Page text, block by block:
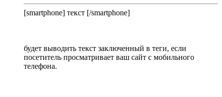
[smartphone] текст [/smartphone]
будет выводить текст заключенный в теги, если
посетитель просматривает ваш сайт с мобильного
телефона.